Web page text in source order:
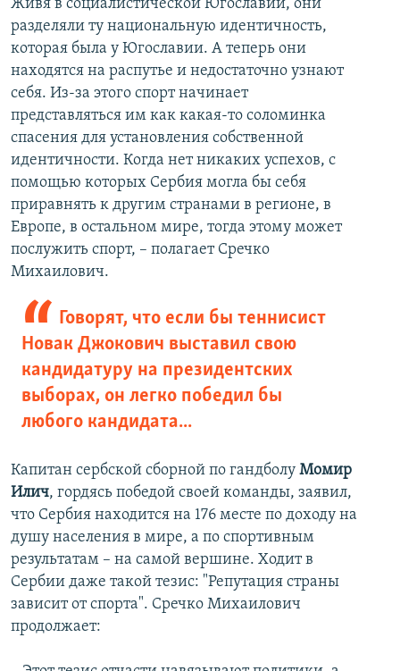
Живя в социалистической Югославии, они
разделяли ту национальную идентичность,
которая была у Югославии. А теперь они
находятся на распутье и недостаточно узнают
себя. Из-за этого спорт начинает
представляться им как какая-то соломинка
спасения для установления собственной
идентичности. Когда нет никаких успехов, с
помощью которых Сербия могла бы себя
приравнять к другим странами в регионе, в
Европе, в остальном мире, тогда этому может
послужить спорт, – полагает Сречко
Михаилович.
Говорят, что если бы теннисист
Новак Джокович выставил свою
кандидатуру на президентских
выборах, он легко победил бы
любого кандидата...
Капитан сербской сборной по гандболу Момир
Илич, гордясь победой своей команды, заявил,
что Сербия находится на 176 месте по доходу на
душу населения в мире, а по спортивным
результатам – на самой вершине. Ходит в
Сербии даже такой тезис: "Репутация страны
зависит от спорта". Сречко Михаилович
продолжает: